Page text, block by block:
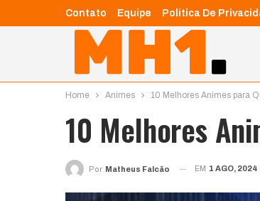
Contato Equipe Política De
Home Animes 10 Melhores Animes para
10 Melhores
Por Matheus Falcão EM 1 AGO, 2024